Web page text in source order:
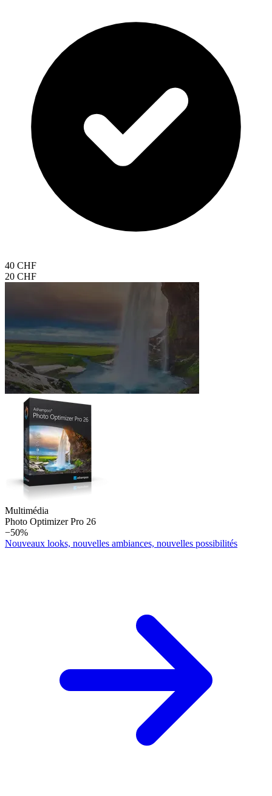
40 CHF
20 CHF
Multimédia
Photo Optimizer Pro 26
−50%
Nouveaux looks, nouvelles ambiances, nouvelles possibilités